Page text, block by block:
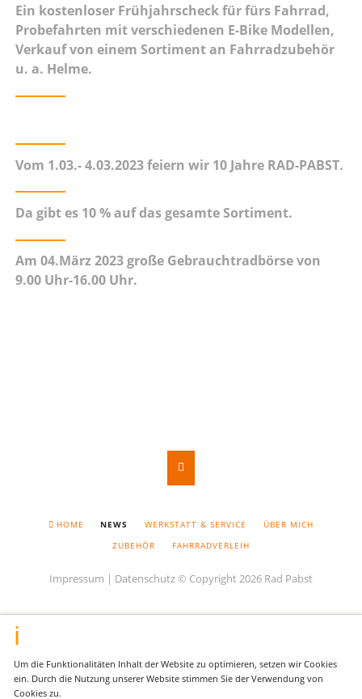
Ein kostenloser Frühjahrscheck für fürs Fahrrad,
Probefahrten mit verschiedenen E-Bike Modellen,
Verkauf von einem Sortiment an Fahrradzubehör
u. a. Helme.
Vom 1.03.- 4.03.2023feiern wir 10 Jahre RAD-PABST.
Da gibt es 10 % auf das gesamte Sortiment.
Am 04.März 2023 große Gebrauchtradbörse von
9.00 Uhr-16.00 Uhr.
NAVIGATION
HOME NEWS WERKSTATT & SERVICE
ÜBER MICH
ZUBEHÖR
FAHRRADVERLEIH
Impressum | Datenschutz© Copyright 2026 Rad Pabst
Um die Funktionalitäten Inhalt der Website zu optimieren, setzen wir Cookies
ein. Durch die Nutzung unserer Website stimmen Sie der Verwendung von
Cookies zu.